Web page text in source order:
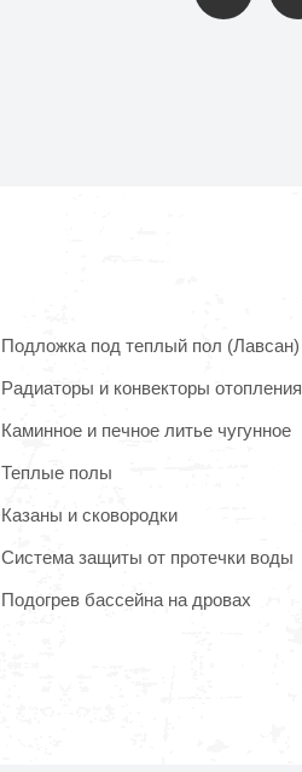
Подложка под теплый пол (Лавсан)
Радиаторы и конвекторы отопления
Каминное и печное литье чугунное
Теплые полы
Казаны и сковородки
Система защиты от протечки воды
Подогрев бассейна на дровах